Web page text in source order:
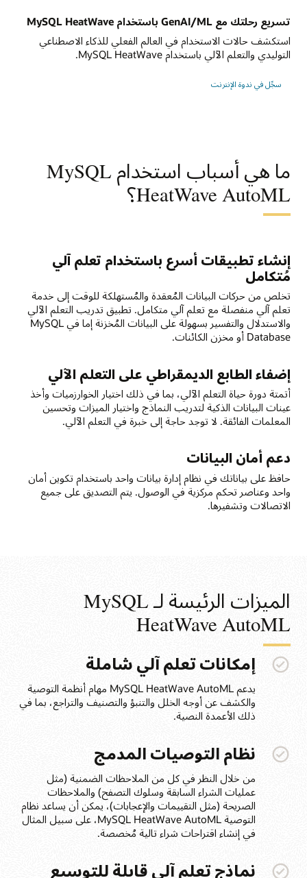
تسريع رحلتك مع GenAI/ML باستخدام MySQL HeatWave
استكشف حالات الاستخدام في العالم الفعلي للذكاء الاصطناعي
التوليدي والتعلم الآلي باستخدام MySQL HeatWave.
سجِّل في ندوة الإنترنت
رحلتك
ما هي أسباب استخدام MySQL
HeatWave AutoML؟
إنشاء تطبيقات أسرع باستخدام تعلم آلي
مُتكامل
تخلص من حركات البيانات المُعقدة والمُستهلكة للوقت إلى خدمة
تعلم آلي منفصلة مع تعلم آلي متكامل. تطبيق تدريب التعلم الآلي
والاستدلال والتفسير بسهولة على البيانات المُخزنة إما في MySQL
Database أو مخزن الكائنات.
إضفاء الطابع الديمقراطي على التعلم الآلي
أتمتة دورة حياة التعلم الآلي، بما في ذلك اختيار الخوارزميات وأخذ
عينات البيانات الذكية لتدريب النماذج واختيار الميزات وتحسين
المعلمات الفائقة. لا توجد حاجة إلى خبرة في التعلم الآلي.
دعم أمان البيانات
حافظ على بياناتك في نظام إدارة بيانات واحد باستخدام تكوين أمان
واحد وعناصر تحكم مركزية في الوصول. يتم التصديق على جميع
الاتصالات وتشفيرها.
الميزات الرئيسة لـ MySQL
HeatWave AutoML
إمكانات تعلم آلي شاملة
يدعم MySQL HeatWave AutoML مهام أنظمة التوصية
والكشف عن أوجه الخلل والتنبؤ والتصنيف والتراجع، بما في
ذلك الأعمدة النصية.
نظام التوصيات المدمج
من خلال النظر في كل من الملاحظات الضمنية (مثل
عمليات الشراء السابقة وسلوك التصفح) والملاحظات
الصريحة (مثل التقييمات والإعجابات)، يمكن أن يساعد نظام
التوصية MySQL HeatWave AutoML، على سبيل المثال
في إنشاء اقتراحات شراء تالية مُخصصة.
نماذج تعلم آلي قابلة للتوسيع